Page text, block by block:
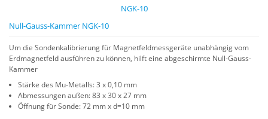
Null-Gauss-Kammer NGK-10
Um die Sondenkalibrierung für Magnetfeldmessgeräte unabhängig vom
Erdmagnetfeld ausführen zu können, hilft eine abgeschirmte Null-Gauss-
Kammer
Stärke des Mu-Metalls: 3 x 0,10 mm
Abmessungen außen: 83 x 30 x 27 mm
Öffnung für Sonde: 72 mm x d=10 mm